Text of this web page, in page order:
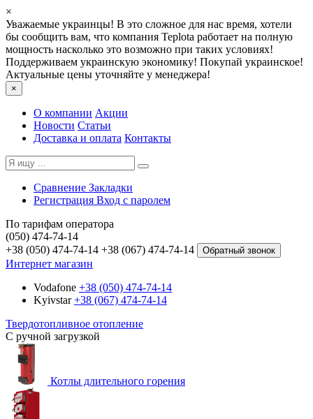
×
Уважаемые украинцы! В это сложное для нас время, хотели
бы сообщить вам, что компания Teplota работает на полную
мощность насколько это возможно при таких условиях!
Поддерживаем украинскую экономику! Покупай украинское!
Актуальные цены уточняйте у менеджера!
×
О компании Акции
Новости Статьи
Доставка и оплата Контакты
Сравнение Закладки
Регистрация Вход с паролем
По тарифам оператора
(050) 474-74-14
+38 (050) 474-74-14 +38 (067) 474-74-14 Обратный звонок
Интернет магазин
Vodafone +38 (050) 474-74-14
Kyivstar +38 (067) 474-74-14
Твердотопливное отопление
С ручной загрузкой
Котлы длительного горения